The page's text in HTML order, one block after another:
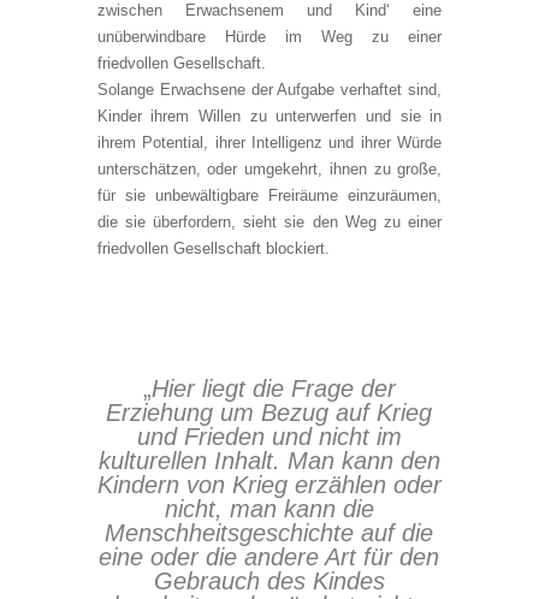
zwischen Erwachsenem und Kind‘ eine
unüberwindbare Hürde im Weg zu einer
friedvollen Gesellschaft.
Solange Erwachsene der Aufgabe verhaftet sind,
Kinder ihrem Willen zu unterwerfen und sie in
ihrem Potential, ihrer Intelligenz und ihrer Würde
unterschätzen, oder umgekehrt, ihnen zu große,
für sie unbewältigbare Freiräume einzuräumen,
die sie überfordern, sieht sie den Weg zu einer
friedvollen Gesellschaft blockiert.
„Hier liegt die Frage der
Erziehung um Bezug auf Krieg
und Frieden und nicht im
kulturellen Inhalt. Man kann den
Kindern von Krieg erzählen oder
nicht, man kann die
Menschheitsgeschichte auf die
eine oder die andere Art für den
Gebrauch des Kindes